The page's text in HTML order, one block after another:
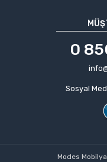
0
Sosyal
Modes